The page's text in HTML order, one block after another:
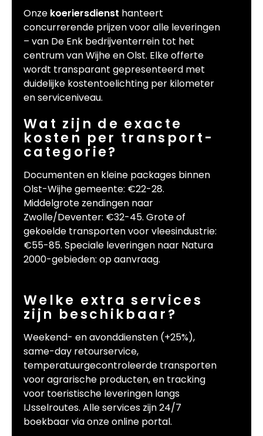
Onze koeriersdienst hanteert
concurrerende prijzen voor alle leveringen
– van De Enk bedrijventerrein tot het
centrum van Wijhe en Olst. Elke offerte
wordt transparant gepresenteerd met
duidelijke kostentoelichting per kilometer
en serviceniveau.
Wat zijn de exacte
kosten per transport-
categorie?
Documenten en kleine packages binnen
Olst-Wijhe gemeente: €22-28.
Middelgrote zendingen naar
Zwolle/Deventer: €32-45. Grote of
gekoelde transporten voor vleesindustrie:
€55-85. Speciale leveringen naar Natura
2000-gebieden: op aanvraag.
Welke extra services
zijn beschikbaar?
Weekend- en avonddiensten (+25%),
same-day retourservice,
temperatuurgecontroleerde transporten
voor agrarische producten, en tracking
voor toeristische leveringen langs
IJsselroutes. Alle services zijn 24/7
boekbaar via onze online portal.